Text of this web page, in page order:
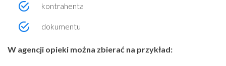
kontrahenta
dokumentu
W agencji opieki można zbierać na przykład: